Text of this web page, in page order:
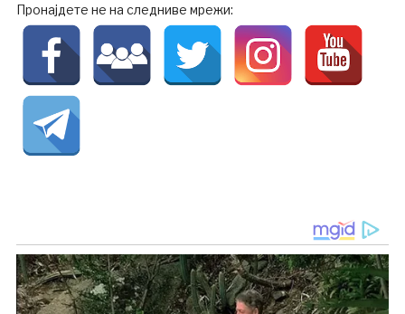
Пронајдете не на следниве мрежи: